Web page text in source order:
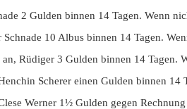
2 Gulden binnen 14 Tagen. Wenn
Schnade 10 Albus binnen 14 Tagen.
Rüdiger 3 Gulden binnen 14 Tagen.
Scherer einen Gulden binnen 14
Werner 1½ Gulden gegen